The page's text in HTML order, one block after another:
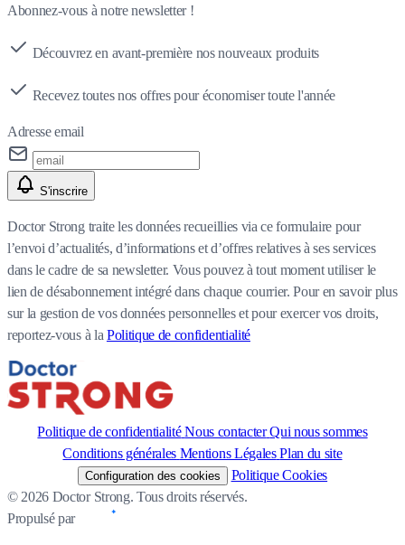
Abonnez-vous à notre newsletter !
Découvrez en avant-première nos nouveaux produits
Recevez toutes nos offres pour économiser toute l'année
Adresse email
S'inscrire
Doctor Strong traite les données recueillies via ce formulaire pour
l’envoi d’actualités, d’informations et d’offres relatives à ses services
dans le cadre de sa newsletter. Vous pouvez à tout moment utiliser le
lien de désabonnement intégré dans chaque courrier. Pour en savoir plus
sur la gestion de vos données personnelles et pour exercer vos droits,
reportez-vous à la Politique de confidentialité
Politique de confidentialité Nous contacter Qui nous sommes
Conditions générales Mentions Légales Plan du site
Configuration des cookies
Politique Cookies
© 2026 Doctor Strong. Tous droits réservés.
Propulsé par